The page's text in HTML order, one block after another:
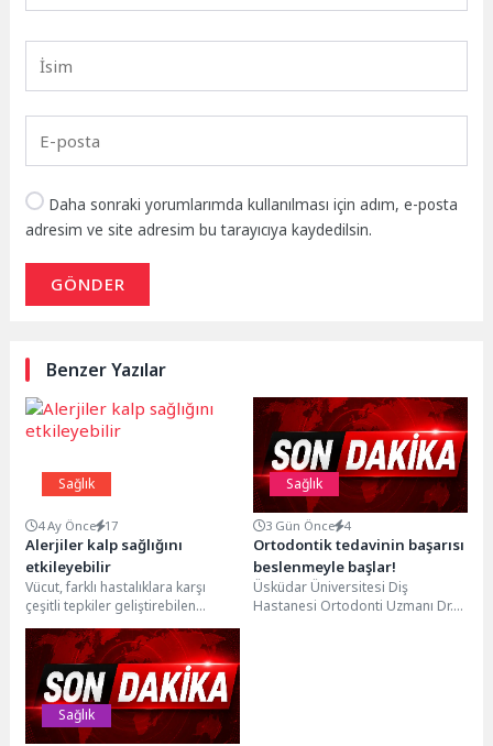
Daha sonraki yorumlarımda kullanılması için adım, e-posta
adresim ve site adresim bu tarayıcıya kaydedilsin.
GÖNDER
Benzer Yazılar
Sağlık
4 Ay Önce 17
Alerjiler kalp sağlığını
etkileyebilir
Vücut, farklı hastalıklara karşı
çeşitli tepkiler geliştirebilen
karmaşık bir yapıya sahip. Öyle ki
bağışıklık sisteminin...
Sağlık
3 Gün Önce 4
Ortodontik tedavinin başarısı
beslenmeyle başlar!
Üsküdar Üniversitesi Diş
Hastanesi Ortodonti Uzmanı Dr.
Sağlık